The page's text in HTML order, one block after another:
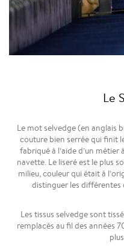
Le
Le mot selvedge (en anglais
couture bien serrée qui finit
fabriqué à l’aide d’un métier
navette. Le liseré est le plus
milieu, couleur qui était à
distinguer les différentes
Les tissus selvedge sont
remplacés au fil des années